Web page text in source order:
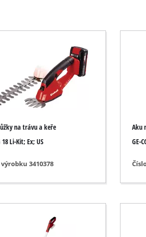
Elektrické nožnice na
Akumulátorové
Benzínové nožnice na
Teleskopické nožnice
na trávu a keře
18 Li-Kit; Ex; US
3410378
Aku
GE-